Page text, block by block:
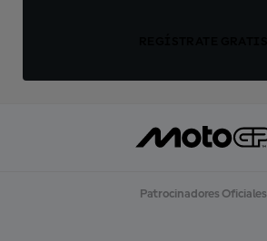
Patrocinadores Oficiales